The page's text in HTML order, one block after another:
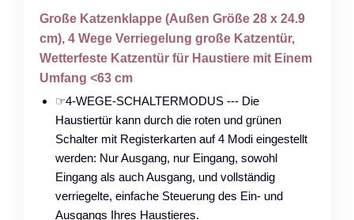
Große Katzenklappe (Außen Größe 28 x 24.9
cm), 4 Wege Verriegelung große Katzentür,
Wetterfeste Katzentür für Haustiere mit Einem
Umfang <63 cm
☞4-WEGE-SCHALTERMODUS --- Die
Haustiertür kann durch die roten und grünen
Schalter mit Registerkarten auf 4 Modi eingestellt
werden: Nur Ausgang, nur Eingang, sowohl
Eingang als auch Ausgang, und vollständig
verriegelte, einfache Steuerung des Ein- und
Ausgangs Ihres Haustieres.